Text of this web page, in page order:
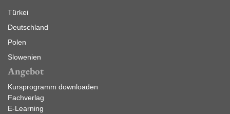
Türkei
Deutschland
Polen
Slowenien
Angebot
Kursprogramm downloaden
Fachverlag
E-Learning